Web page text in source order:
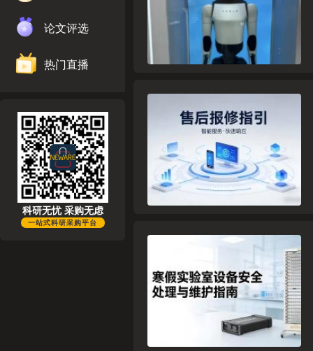
论文评选
热门直播
科研无忧 采购无虑
一站式科研采购平台